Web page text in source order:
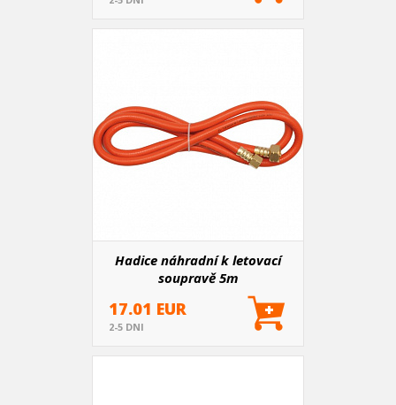
Hadice náhradní k letovací
soupravě 5m
17.01 EUR
2-5 DNI